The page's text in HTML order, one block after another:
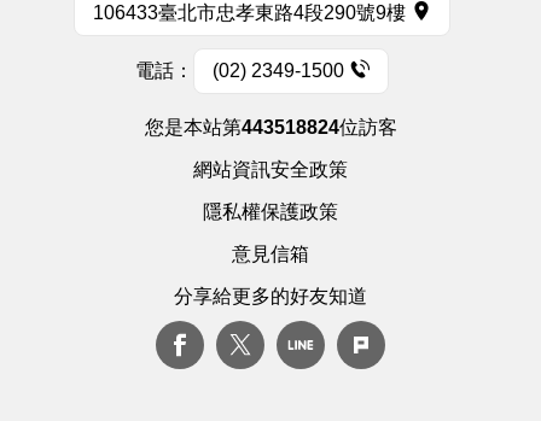
106433臺北市忠孝東路4段290號9樓
電話： (02) 2349-1500
您是本站第443518824位訪客
網站資訊安全政策
隱私權保護政策
意見信箱
分享給更多的好友知道